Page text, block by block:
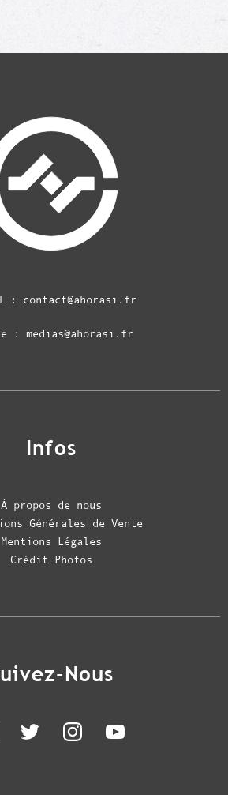
: contact@ahorasi.fr
: medias@ahorasi.fr
Infos
À propos de nous
Générales de Vente
Mentions Légales
Crédit Photos
Nous